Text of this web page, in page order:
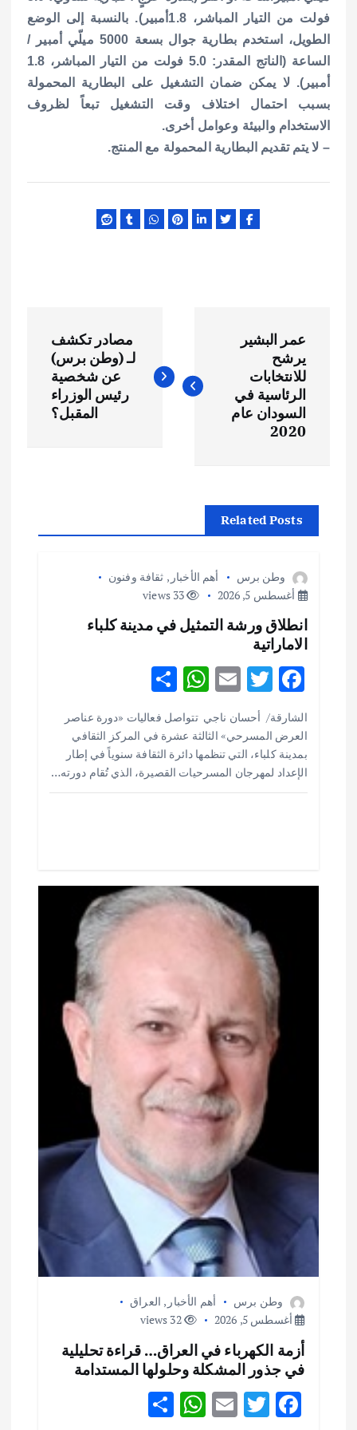
فولت من التيار المباشر، 1.8أمبير). بالنسبة إلى الوضع
الطويل، استخدم بطارية جوال بسعة 5000 ميلّي أمبير /
الساعة (الناتج المقدر: 5.0 فولت من التيار المباشر، 1.8
أمبير). لا يمكن ضمان التشغيل على البطارية المحمولة
بسبب احتمال اختلاف وقت التشغيل تبعاً لظروف
الاستخدام والبيئة وعوامل أخرى.
– لا يتم تقديم البطارية المحمولة مع المنتج.
ص
ت
عمر البشير
يرشح
للانتخابات
الرئاسية في
السودان عام
2020
مصادر تكشف
لـ (وطن برس)
عن شخصية
رئيس الوزراء
المقبل؟
Related Posts
وطن برس أهم الأخبار , ثقافة وفنون
أغسطس 5, 2026
33 views
انطلاق ورشة التمثيل في مدينة كلباء
الاماراتية
F
ac
e
b
o
T
w
it
te
r
E
ai
l
W
h
at
s
A
h
ar
e
الشارقة/ أحسان ناجي تتواصل فعاليات «دورة عناصر
العرض المسرحي» الثالثة عشرة في المركز الثقافي
بمدينة كلباء، التي تنظمها دائرة الثقافة سنوياً في إطار
الإعداد لمهرجان المسرحيات القصيرة، الذي تُقام دورته…
وطن برس أهم الأخبار , العراق
أغسطس 5, 2026
32 views
أزمة الكهرباء في العراق… قراءة تحليلية
في جذور المشكلة وحلولها المستدامة
F
T
E
W
S